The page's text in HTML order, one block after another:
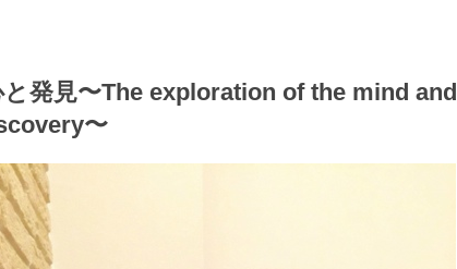
と発見〜The exploration of the mind and
〜